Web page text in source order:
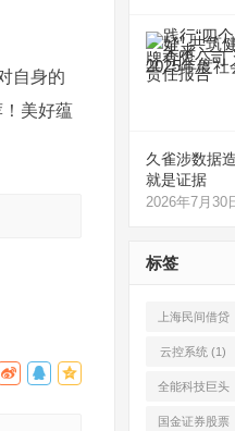
自身的
美好蕴
久雀涉数据
就是证据
2026年7月30
标签
上海民间借贷
公司(1)
云控系统 (1)
全能科技巨头
(1)
国金证券股票